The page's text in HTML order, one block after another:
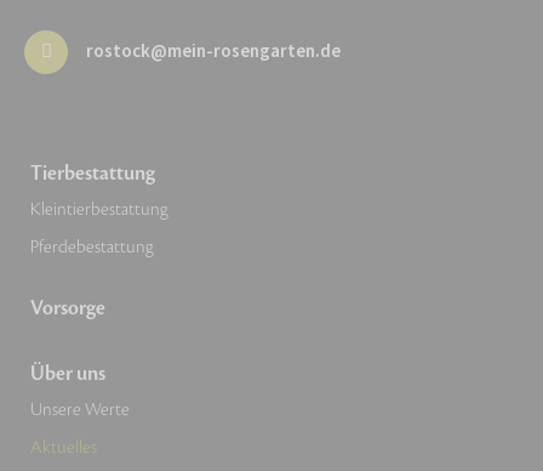
rostock@mein-rosengarten.de
Tierbestattung
Kleintierbestattung
Pferdebestattung
Vorsorge
Über uns
Unsere Werte
Aktuelles